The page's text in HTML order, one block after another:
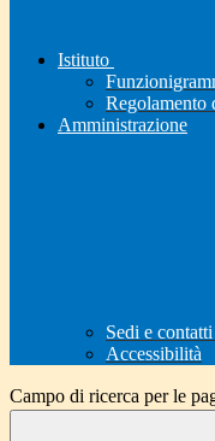
Istituto
Regolamento
Amministrazione
Sedi e
Accessibilità
Campo di ricerca per le